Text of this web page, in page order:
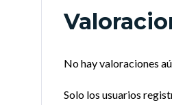
No hay valoraciones
Solo los usuarios